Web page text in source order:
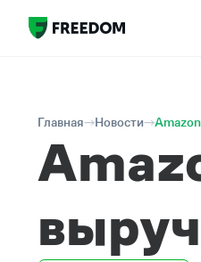
Главная Новости